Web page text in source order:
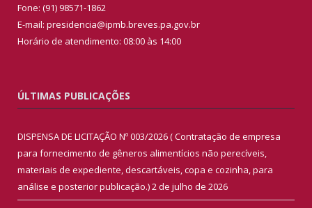
Fone: (91) 98571-1862
E-mail: presidencia@ipmb.breves.pa.gov.br
Horário de atendimento: 08:00 às 14:00
ÚLTIMAS PUBLICAÇÕES
DISPENSA DE LICITAÇÃO Nº 003/2026 ( Contratação de empresa
para fornecimento de gêneros alimentícios não perecíveis,
materiais de expediente, descartáveis, copa e cozinha, para
análise e posterior publicação.)2 de julho de 2026